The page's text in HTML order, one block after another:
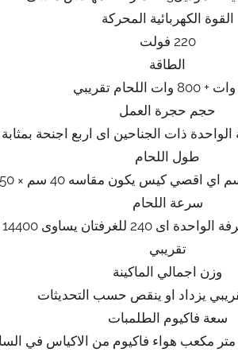
القوة الكهربائية المحركة
220 فولت
الطاقة
حجم حجرة العمل
طول اللحام
سرعة اللحام
تقريبي
وزن اجمالي الماكينة
سعة فاكيوم الطلمبات